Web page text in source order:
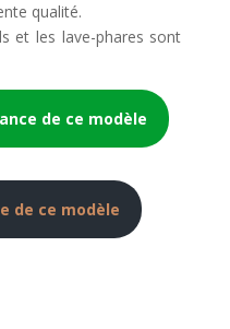
qualité.
et les lave-phares sont
de ce modèle
de ce modèle